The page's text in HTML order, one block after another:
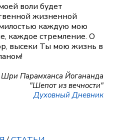
воли будет
жизненной
каждую мою
каждое стремление. О
высеки Ты мою жизнь в
Парамханса Йогананда
"Шепот из вечности"
Духовный Дневник